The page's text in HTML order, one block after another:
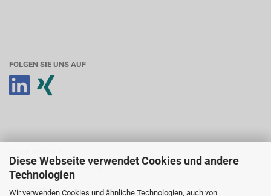
Diese Webseite verwendet Cookies und andere
Technologien
Wir verwenden Cookies und ähnliche Technologien, auch von
FOLGEN SIE UNS AUF
Anmeldung & Registrierung
Ihr Konto
Merkzettel